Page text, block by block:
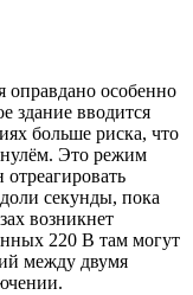
особенно
здание вводится
больше риска, что
нулём. Это режим
секунды, пока
возникнет
220 В там могут
между двумя